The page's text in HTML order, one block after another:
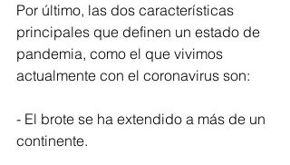
Por último, las dos características
principales que definen un estado de
pandemia, como el que vivimos
actualmente con el coronavirus son:
- El brote se ha extendido a más de un
continente.